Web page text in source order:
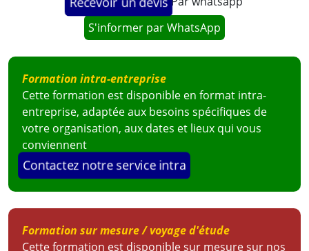
Commissariat National aux Comptes, Congo
Voir la vidéo
S'informer par WhatsApp
Formation intra-entreprise
Cette formation est disponible en format intra-
entreprise, adaptée aux besoins spécifiques de
votre organisation, aux dates et lieux qui vous
conviennent
Contactez notre service intra
Formation sur mesure / voyage d'étude
Cette formation est disponible sur mesure sur nos